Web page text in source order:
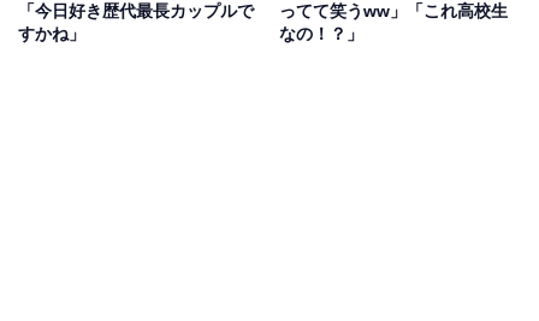
「今日好き歴代最長カップルで
すかね」
ってて笑うww」「これ高校生
なの！？」